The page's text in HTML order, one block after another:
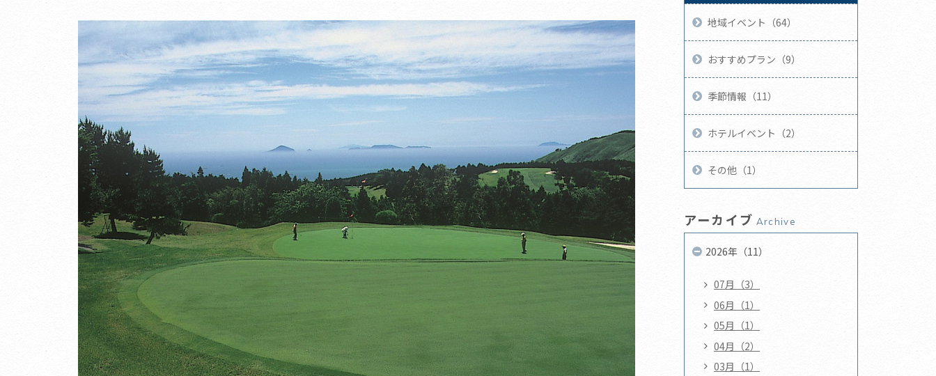
地域イベント（64）
おすすめプラン（9）
季節情報（11）
ホテルイベント（2）
その他（1）
アーカイブ Archive
2026年（11）
07月（3）
06月（1）
05月（1）
04月（2）
03月（1）